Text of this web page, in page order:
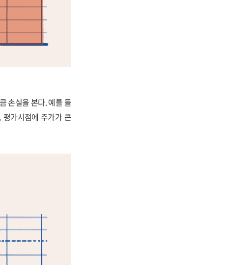
손실을 본다. 예를 들
가시점에 주가가 큰